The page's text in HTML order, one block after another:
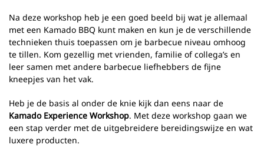
Na deze workshop heb je een goed beeld bij wat je allemaal
met een Kamado BBQ kunt maken en kun je de verschillende
technieken thuis toepassen om je barbecue niveau omhoog
te tillen. Kom gezellig met vrienden, familie of collega’s en
leer samen met andere barbecue liefhebbers de fijne
kneepjes van het vak.
Heb je de basis al onder de knie kijk dan eens naar de
Kamado Experience Workshop. Met deze workshop gaan we
een stap verder met de uitgebreidere bereidingswijze en wat
luxere producten.